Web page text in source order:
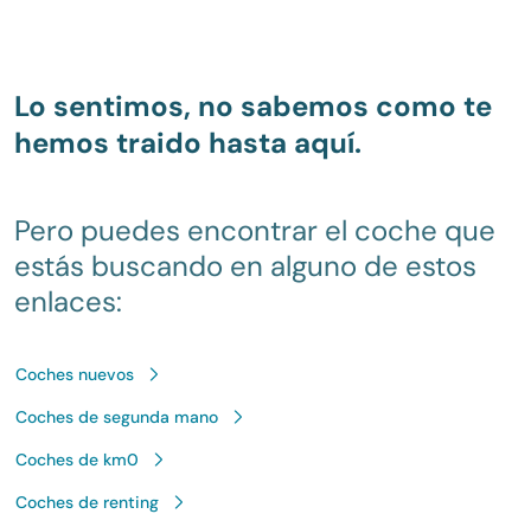
Lo sentimos, no sabemos como te
hemos traido hasta aquí.
Pero puedes encontrar el coche que
estás buscando en alguno de estos
enlaces:
Coches nuevos
Coches de segunda mano
Coches de km0
Coches de renting